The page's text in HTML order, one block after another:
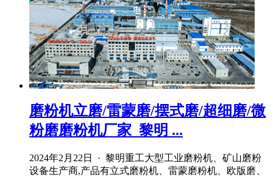
磨粉机立磨/雷蒙磨/摆式磨/超细磨/微
粉磨磨粉机厂家_黎明 ...
2024年2月22日 · 黎明重工大型工业磨粉机、矿山磨粉
设备生产商,产品有立式磨粉机、雷蒙磨粉机、欧版磨、